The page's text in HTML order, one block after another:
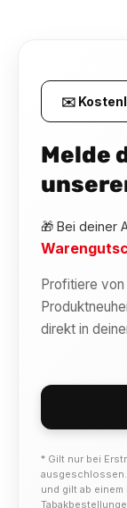
✉️
Melde
🎁 Bei deiner
Profitiere
direkt in
* Gilt nur bei
und gilt ab